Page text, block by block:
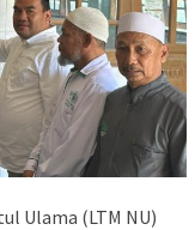
Ulama (LTM NU)